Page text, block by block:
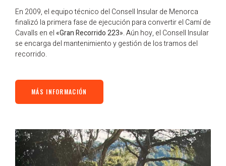
En 2009, el equipo técnico del Consell Insular de Menorca
finalizó la primera fase de ejecución para convertir el Camíde
Cavalls en el«Gran Recorrido 223». Aún hoy, el Consell Insular
se encarga del mantenimiento y gestión de los tramos del
recorrido.
MÁS INFORMACIÓN